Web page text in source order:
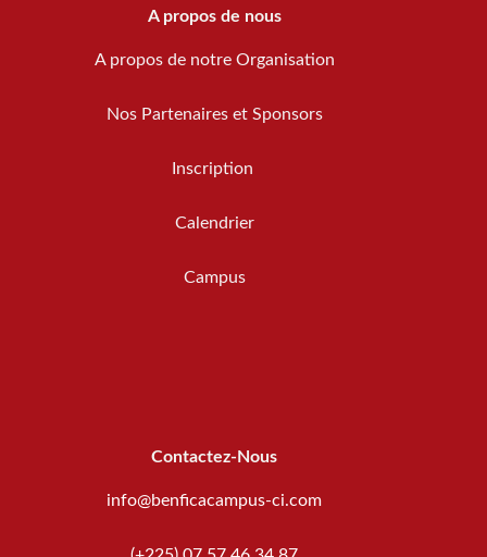
A propos de nous
A propos de notre Organisation
Nos Partenaires et Sponsors
Inscription
Calendrier
Campus
Contactez-Nous
info@benficacampus-ci.com